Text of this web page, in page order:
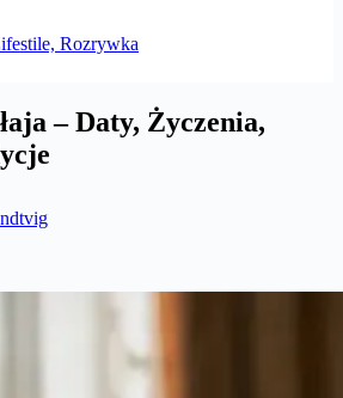
Rozrywka
– Daty, Życzenia,